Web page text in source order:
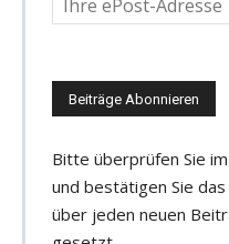
e
n
e
-
M
a
Bitte überprüfen Sie
und bestätigen Sie
über jeden neuen